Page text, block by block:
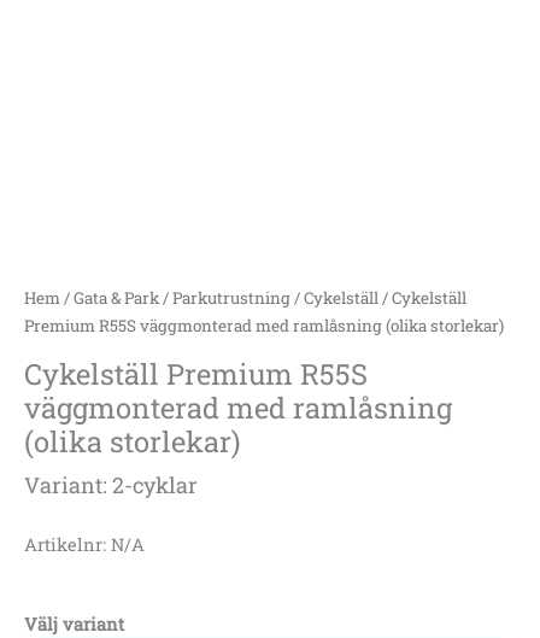
Hem/Gata & Park/Parkutrustning/Cykelställ/ Cykelställ
Premium R55S väggmonterad med ramlåsning (olika storlekar)
Cykelställ Premium R55S
väggmonterad med ramlåsning
(olika storlekar)
Variant: 2-cyklar
Artikelnr: N/A
Välj variant